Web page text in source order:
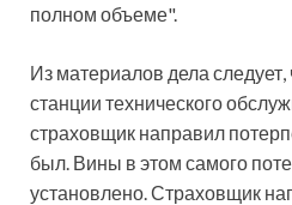
полном объеме".
Из материалов дела
станции технического
страховщик направил
был. Вины в этом самого
установлено. Страховщик